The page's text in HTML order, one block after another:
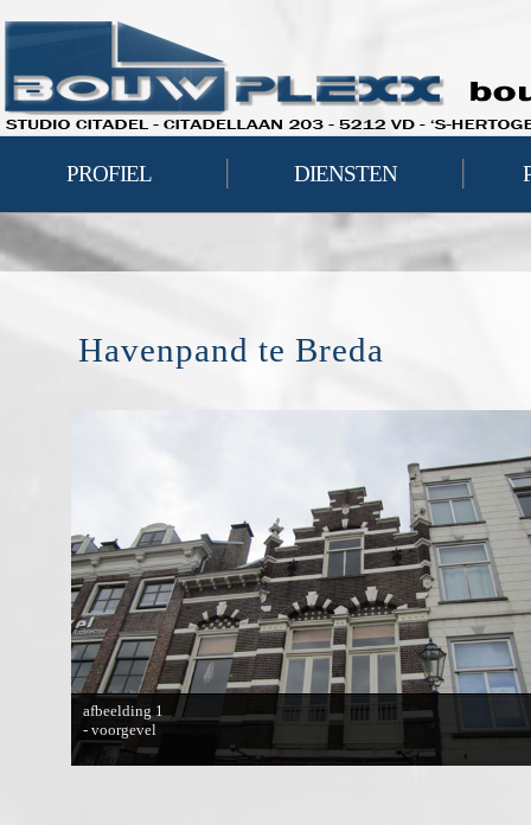
PROFIEL | DIENSTEN |
Havenpand te Breda
afbeelding 1
- voorgevel